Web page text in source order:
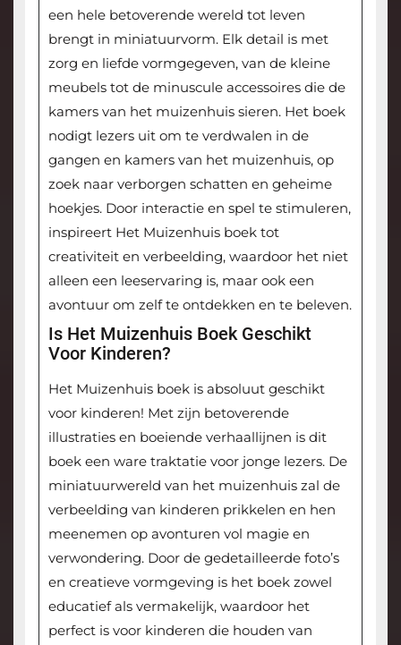
een hele betoverende wereld tot leven
brengt in miniatuurvorm. Elk detail is met
zorg en liefde vormgegeven, van de kleine
meubels tot de minuscule accessoires die de
kamers van het muizenhuis sieren. Het boek
nodigt lezers uit om te verdwalen in de
gangen en kamers van het muizenhuis, op
zoek naar verborgen schatten en geheime
hoekjes. Door interactie en spel te stimuleren,
inspireert Het Muizenhuis boek tot
creativiteit en verbeelding, waardoor het niet
alleen een leeservaring is, maar ook een
avontuur om zelf te ontdekken en te beleven.
Is Het Muizenhuis Boek Geschikt
Voor Kinderen?
Het Muizenhuis boek is absoluut geschikt
voor kinderen! Met zijn betoverende
illustraties en boeiende verhaallijnen is dit
boek een ware traktatie voor jonge lezers. De
miniatuurwereld van het muizenhuis zal de
verbeelding van kinderen prikkelen en hen
meenemen op avonturen vol magie en
verwondering. Door de gedetailleerde foto’s
en creatieve vormgeving is het boek zowel
educatief als vermakelijk, waardoor het
perfect is voor kinderen die houden van